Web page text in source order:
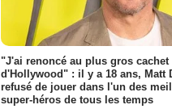
"J'ai renoncé au plus gros
d'Hollywood" : il y a 18 ans, Matt
refusé de jouer dans l'un des
super-héros de tous les temps